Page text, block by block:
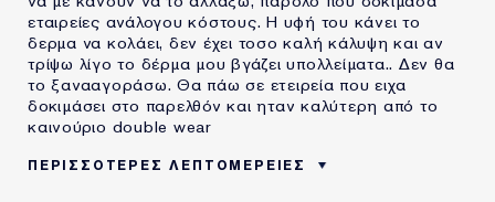
εταιρείες ανάλογου κόστους. Η υφή του κάνει το
δερμα να κολάει, δεν έχει τοσο καλή κάλυψη και αν
τρίψω λίγο το δέρμα μου βγάζει υπολλείματα.. Δεν θα
το ξανααγοράσω. Θα πάω σε ετειρεία που ειχα
δοκιμάσει στο παρελθόν και ηταν καλύτερη από το
καινούριο double wear
ΠΕΡΙΣΣΌΤΕΡΕΣ ΛΕΠΤΟΜΈΡΕΙΕΣ